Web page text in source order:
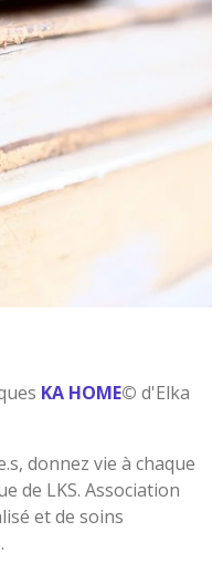
KA HOME©️ d'Elka
donnez vie à chaque
de LKS. Association
et de soins